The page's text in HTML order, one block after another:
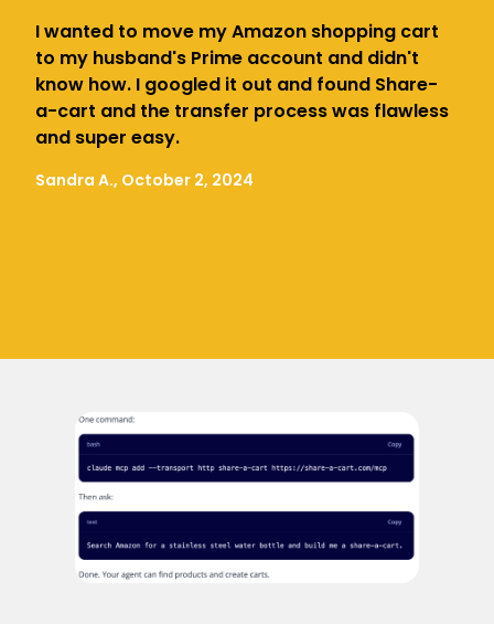
I wanted to move my Amazon shopping cart
to my husband's Prime account and didn't
know how. I googled it out and found Share-
a-cart and the transfer process was flawless
and super easy.
Sandra A., October 2, 2024